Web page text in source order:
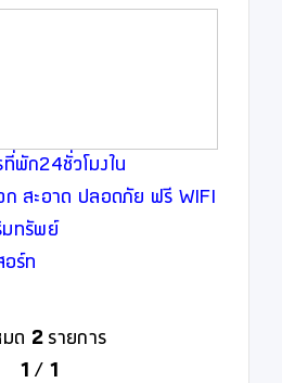
พัก24ชั่วโมงใน
ก สะอาด ปลอดภัย ฟรี WIFI
มทรัพย์
อร์ท
ด 2รายการ
1 / 1